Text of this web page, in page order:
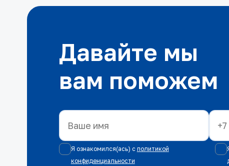
Давайте мы
вам поможем
Я ознакомился(ась) с политикой
конфиденциальности